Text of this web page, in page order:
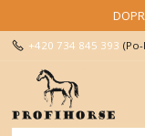
+420 734 845 393